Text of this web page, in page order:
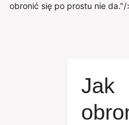
obronić się po prostu nie da."/
Jak